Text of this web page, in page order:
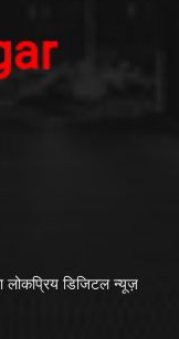
डिजिटल न्यूज़